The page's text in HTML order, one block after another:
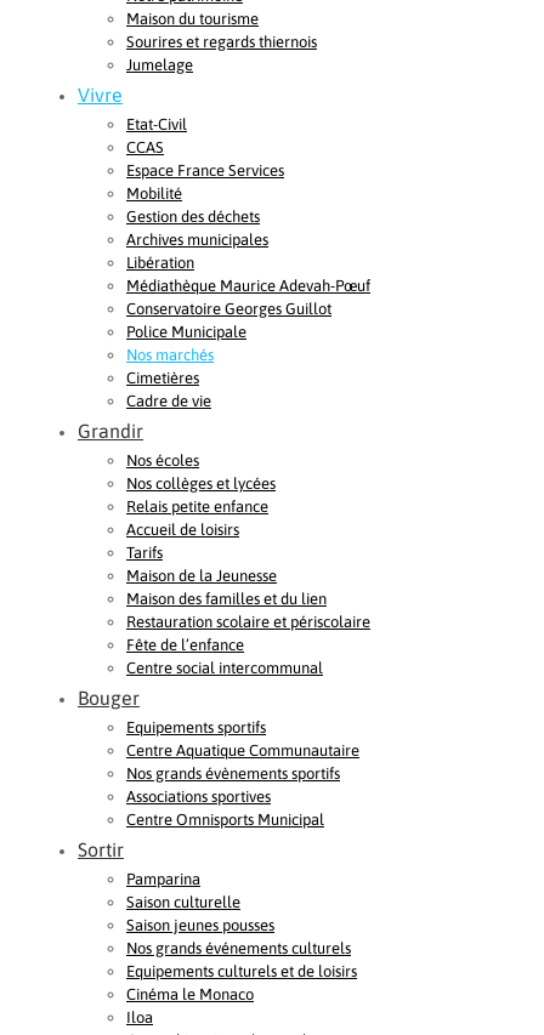
Maison du tourisme
Sourires et regards thiernois
Jumelage
Vivre
Etat-Civil
CCAS
Espace France Services
Mobilité
Gestion des déchets
Archives municipales
Libération
Médiathèque Maurice Adevah-Pœuf
Conservatoire Georges Guillot
Police Municipale
Nos marchés
Cimetières
Cadre de vie
Grandir
Nos écoles
Nos collèges et lycées
Relais petite enfance
Accueil de loisirs
Tarifs
Maison de la Jeunesse
Maison des familles et du lien
Restauration scolaire et périscolaire
Fête de l’enfance
Centre social intercommunal
Bouger
Equipements sportifs
Centre Aquatique Communautaire
Nos grands évènements sportifs
Associations sportives
Centre Omnisports Municipal
Sortir
Pamparina
Saison culturelle
Saison jeunes pousses
Nos grands événements culturels
Equipements culturels et de loisirs
Cinéma le Monaco
Iloa